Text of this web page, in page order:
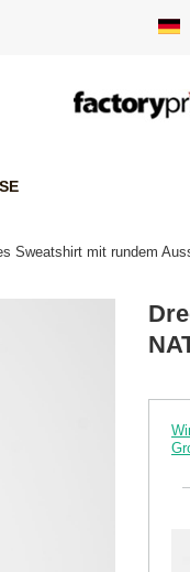
Sweatshirt mit rundem